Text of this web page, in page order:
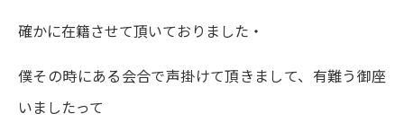
確かに在籍させて頂いておりました・
僕その時にある会合で声掛けて頂きまして、有難う御座
いましたって